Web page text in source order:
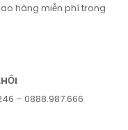
hàng miễn phí trong
– 0888.987.666